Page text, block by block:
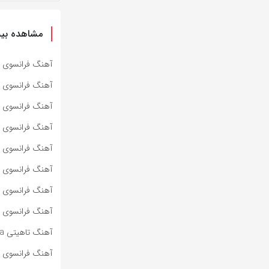
مشاهده
آهنگ فرانسوی Près de toi از Andrea Lindsay به همراه متن و ترجمه مجزا
آهنگ فرانسوی L’encre de tes yeux از Sara’h به همراه متن و ترجمه مجزا
آهنگ فرانسوی l pleut sur la route از André Pasdoc به همراه متن و ترجمه مجزا
آهنگ فرانسوی Anaïs Delva Et je danse از Anaïs Delva به همراه متن و ترجمه مجزا
آهنگ فرانسوی J’ai su از Anaïs Delva به همراه متن و ترجمه مجزا
آهنگ فرانسوی On me dit از Anaïs Delva به همراه متن و ترجمه مجزا
آهنگ فرانسوی On n’a qu’une vie از Anaïs Delva به همراه متن و ترجمه مجزا
آهنگ فرانسوی Où es tu از Anaïs Delva به همراه متن و ترجمه مجزا
آهنگ تاهیتی Maeva از Amui و Ken Carlter به همراه متن و ترجمه مجزا
آهنگ فرانسوی Maison از Emilio Piano و Lucie به همراه متن و ترجمه مجزا